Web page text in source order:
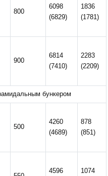
800
6098
(6829)
1836
(1781)
900
6814
(7410)
2283
(2209)
бункером
500
4260
(4689)
878
(851)
4596 1074